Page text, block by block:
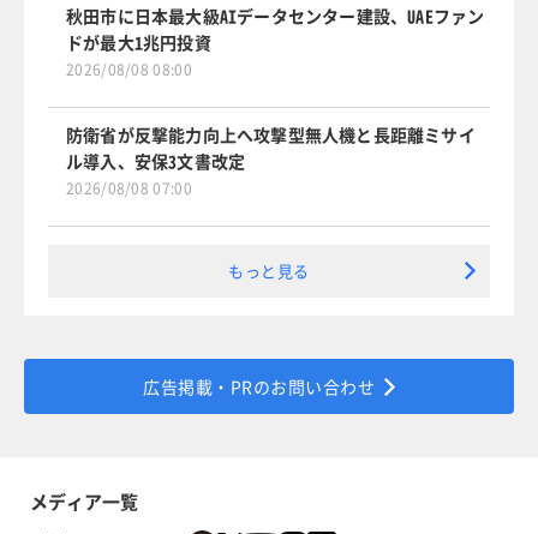
秋田市に日本最大級AIデータセンター建設、UAEファン
ドが最大1兆円投資
2026/08/08 08:00
防衛省が反撃能力向上へ攻撃型無人機と長距離ミサイ
ル導入、安保3文書改定
2026/08/08 07:00
もっと見る
広告掲載・PRのお問い合わせ
メディア一覧